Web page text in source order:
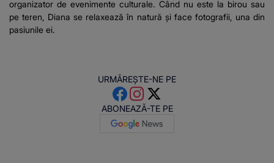
organizator de evenimente culturale. Când nu este la birou sau
pe teren, Diana se relaxează în natură și face fotografii, una din
pasiunile ei.
URMĂREȘTE-NE PE
ABONEAZĂ-TE PE